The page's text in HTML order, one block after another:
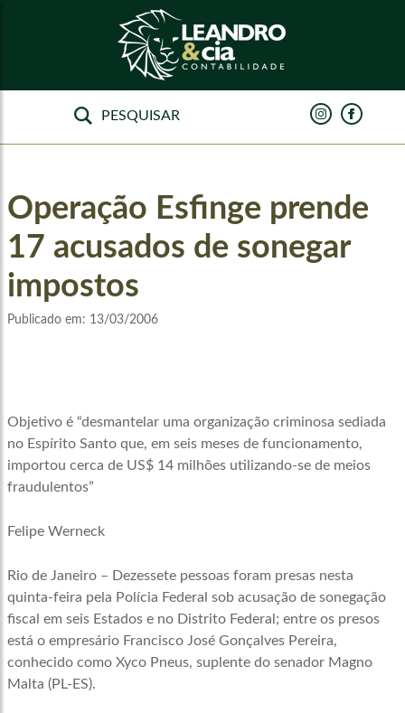
Operação Esfinge prende
17 acusados de sonegar
impostos
Publicado em: 13/03/2006
Objetivo é “desmantelar uma organização criminosa sediada
no Espírito Santo que, em seis meses de funcionamento,
importou cerca de US$ 14 milhões utilizando-se de meios
fraudulentos”
Felipe Werneck
Rio de Janeiro – Dezessete pessoas foram presas nesta
quinta-feira pela Polícia Federal sob acusação de sonegação
fiscal em seis Estados e no Distrito Federal; entre os presos
está o empresário Francisco José Gonçalves Pereira,
conhecido como Xyco Pneus, suplente do senador Magno
Malta (PL-ES).